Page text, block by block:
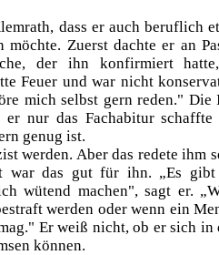
dass er auch beruflich
möchte. Zuerst dachte er an
der ihn konfirmiert
Feuer und war nicht
mich selbst gern reden." Die
er nur das Fachabitur schaffte
genug ist.
werden. Aber das redete ihm
war das gut für ihn. „Es
wütend machen", sagt er.
werden oder wenn ein
Er weiß nicht, ob er sich in
können.